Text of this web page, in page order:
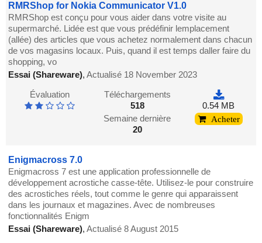
RMRShop for Nokia Communicator V1.0
RMRShop est conçu pour vous aider dans votre visite au
supermarché. Lidée est que vous prédéfinir lemplacement
(allée) des articles que vous achetez normalement dans chacun
de vos magasins locaux. Puis, quand il est temps daller faire du
shopping, vo
Essai (Shareware),Actualisé 18 November 2023
Évaluation
Téléchargements
518
Semaine dernière
20
0.54 MB
Acheter
Enigmacross 7.0
Enigmacross 7 est une application professionnelle de
développement acrostiche casse-tête. Utilisez-le pour construire
des acrostiches réels, tout comme le genre qui apparaissent
dans les journaux et magazines. Avec de nombreuses
fonctionnalités Enigm
Essai (Shareware),Actualisé 8 August 2015